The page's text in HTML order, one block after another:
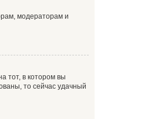
модераторам и
тот, в котором вы
то сейчас удачный